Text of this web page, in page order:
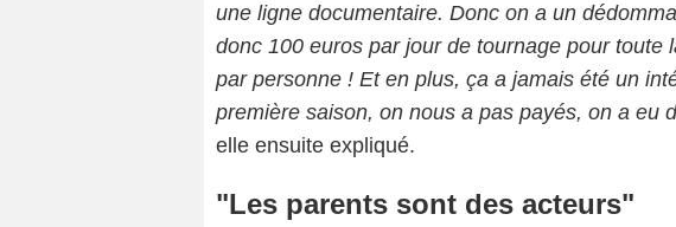
une ligne documentaire. Donc on a un
donc 100 euros par jour de tournage pour toute
par personne ! Et en plus, ça a jamais été un
première saison, on nous a pas payés, on a eu
elle ensuite expliqué.
"Les parents sont des acteurs"